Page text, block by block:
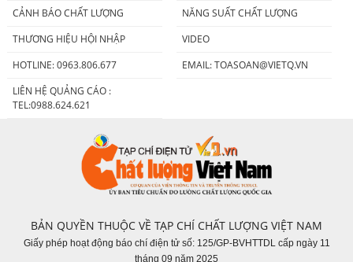
CẢNH BÁO CHẤT LƯỢNG
NĂNG SUẤT CHẤT LƯỢNG
THƯƠNG HIỆU HỘI NHẬP
VIDEO
HOTLINE: 0963.806.677
EMAIL:TOASOAN@VIETQ.VN
LIÊN HỆ QUẢNG CÁO :
TEL:0988.624.621
BẢN QUYỀN THUỘC VỀ TẠP CHÍ CHẤT LƯỢNG VIỆT NAM
Giấy phép hoạt động báo chí điện tử số: 125/GP-BVHTTDL cấp ngày 11
tháng 09 năm 2025